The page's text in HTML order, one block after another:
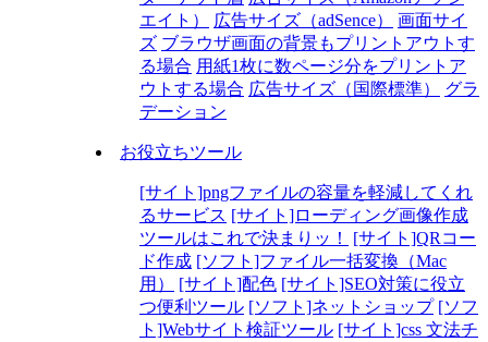
エイト）
広告サイズ（adSence）
画面サイ
ズ ブラウザ画面の背景もプリントアウトす
る場合 用紙1枚に数ページ分をプリントア
ウトする場合 広告サイズ（国際標準）
グラ
デーション
お役立ちツール
[サイト]pngファイルの容量を軽減してくれ
るサービス [サイト]ローディング画像作成
ツールはこれで決まりッ！
[サイト]QRコー
ド作成 [ソフト]ファイル一括変換（Mac
用）
[サイト]配色 [サイト]SEO対策に役立
つ便利ツール [ソフト]ネットショップ [ソフ
ト]Webサイト検証ツール [サイト]css 文法チ